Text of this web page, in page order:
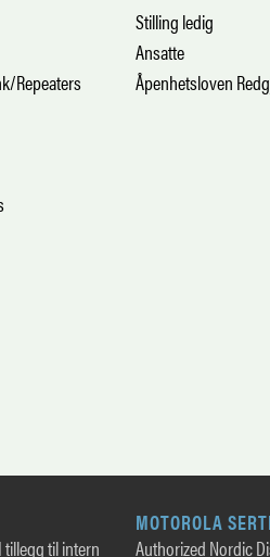
Repeaters
Stilling ledig
Ansatte
Åpenhetsloven
til intern
MOTOROLA
Authorized Nordic